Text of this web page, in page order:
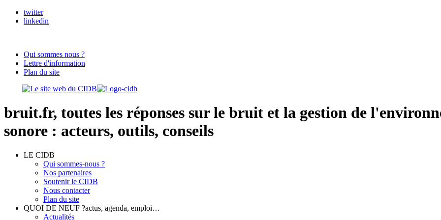
twitter
linkedin
Qui sommes nous ?
Lettre d'information
Plan du site
bruit.fr, toutes les réponses sur le bruit et la gestion de
sonore : acteurs, outils, conseils
LE CIDB
Qui sommes-nous ?
Nos partenaires
Soutenir le CIDB
Nous contacter
Plan du site
QUOI DE NEUF ?actus, agenda, emploi…
Actualités